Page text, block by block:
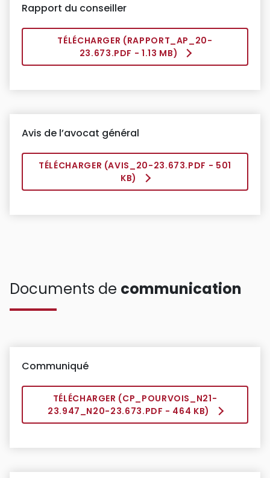
Rapport du conseiller
TÉLÉCHARGER (RAPPORT_AP_20-
23.673.PDF - 1.13 MB)
Avis de l’avocat général
TÉLÉCHARGER (AVIS_20-23.673.PDF - 501
KB)
Documents de communication
Communiqué
TÉLÉCHARGER (CP_POURVOIS_N21-
23.947_N20-23.673.PDF - 464 KB)